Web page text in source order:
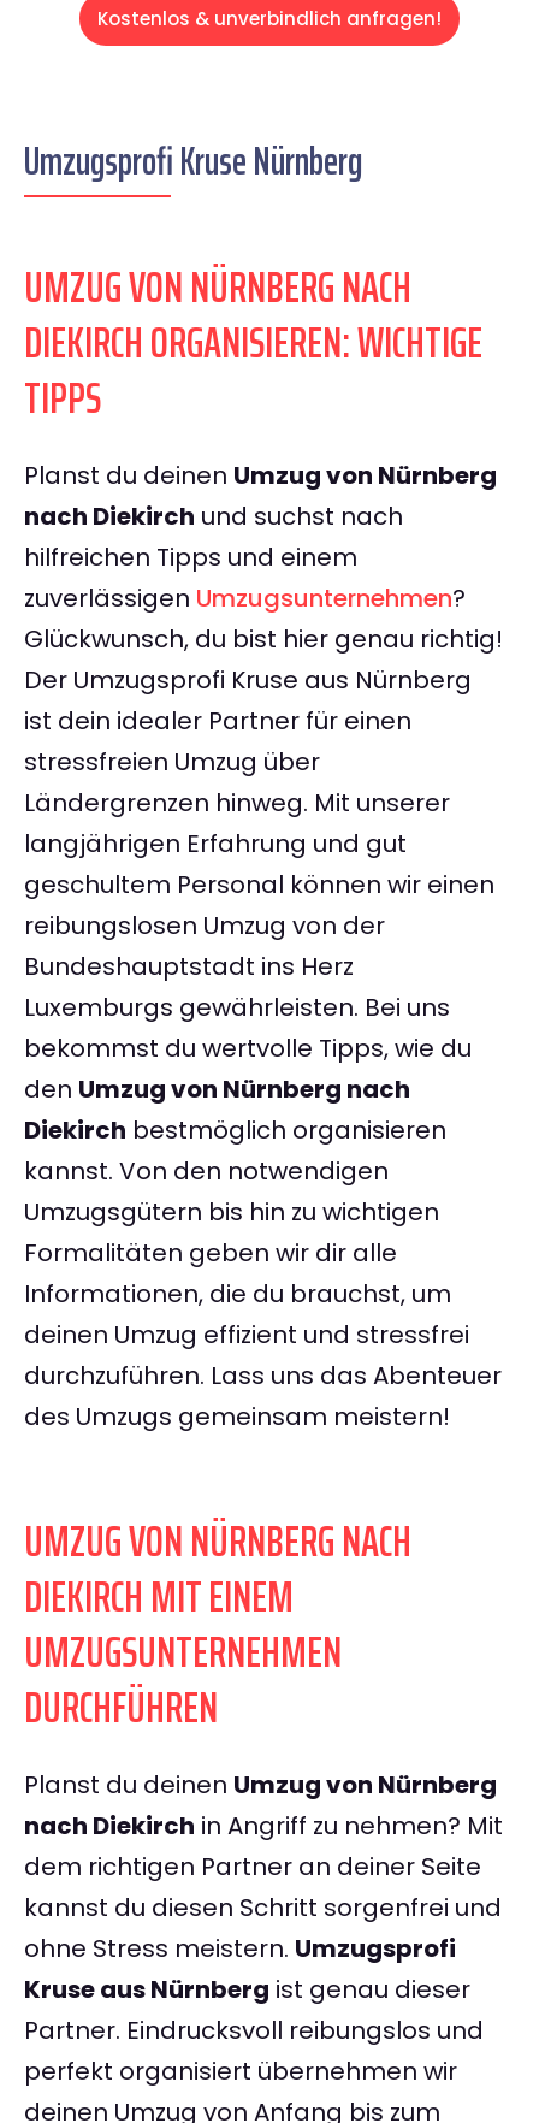
Kostenlos & unverbindlich anfragen!
Umzugsprofi Kruse Nürnberg
UMZUG VON NÜRNBERG NACH
DIEKIRCH ORGANISIEREN: WICHTIGE
TIPPS
Planst du deinen Umzug von Nürnberg
nach Diekirch und suchst nach
hilfreichen Tipps und einem
zuverlässigen Umzugsunternehmen?
Glückwunsch, du bist hier genau richtig!
Der Umzugsprofi Kruse aus Nürnberg
ist dein idealer Partner für einen
stressfreien Umzug über
Ländergrenzen hinweg. Mit unserer
langjährigen Erfahrung und gut
geschultem Personal können wir einen
reibungslosen Umzug von der
Bundeshauptstadt ins Herz
Luxemburgs gewährleisten. Bei uns
bekommst du wertvolle Tipps, wie du
den Umzug von Nürnberg nach
Diekirch bestmöglich organisieren
kannst. Von den notwendigen
Umzugsgütern bis hin zu wichtigen
Formalitäten geben wir dir alle
Informationen, die du brauchst, um
deinen Umzug effizient und stressfrei
durchzuführen. Lass uns das Abenteuer
des Umzugs gemeinsam meistern!
UMZUG VON NÜRNBERG NACH
DIEKIRCH MIT EINEM
UMZUGSUNTERNEHMEN
DURCHFÜHREN
Planst du deinen Umzug von Nürnberg
nach Diekirch in Angriff zu nehmen? Mit
dem richtigen Partner an deiner Seite
kannst du diesen Schritt sorgenfrei und
ohne Stress meistern. Umzugsprofi
Kruse aus Nürnberg ist genau dieser
Partner. Eindrucksvoll reibungslos und
perfekt organisiert übernehmen wir
deinen Umzug von Anfang bis zum